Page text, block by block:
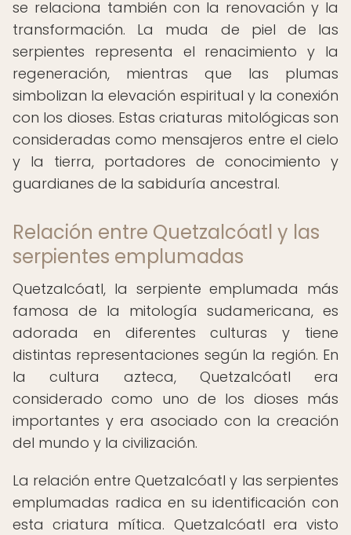
se relaciona también con la renovación y la
transformación. La muda de piel de las
serpientes representa el renacimiento y la
regeneración, mientras que las plumas
simbolizan la elevación espiritual y la conexión
con los dioses. Estas criaturas mitológicas son
consideradas como mensajeros entre el cielo
y la tierra, portadores de conocimiento y
guardianes de la sabiduría ancestral.
Relación entre Quetzalcóatl y las
serpientes emplumadas
Quetzalcóatl, la serpiente emplumada más
famosa de la mitología sudamericana, es
adorada en diferentes culturas y tiene
distintas representaciones según la región. En
la cultura azteca, Quetzalcóatl era
considerado como uno de los dioses más
importantes y era asociado con la creación
del mundo y la civilización.
La relación entre Quetzalcóatl y las serpientes
emplumadas radica en su identificación con
esta criatura mítica. Quetzalcóatl era visto